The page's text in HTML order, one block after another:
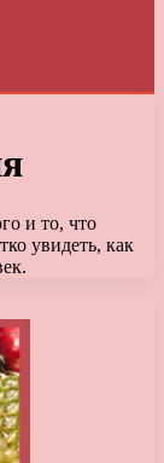
и то, что
увидеть, как